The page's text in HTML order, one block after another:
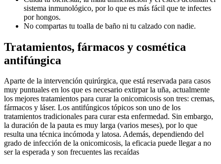
sistema inmunológico, por lo que es más fácil que te infectes
por hongos.
No compartas tu toalla de baño ni tu calzado con nadie.
Tratamientos, fármacos y cosmética
antifúngica
Aparte de la intervención quirúrgica, que está reservada para casos
muy puntuales en los que es necesario extirpar la uña, actualmente
los mejores tratamientos para curar la onicomicosis son tres: cremas,
fármacos y láser. Los antifúngicos tópicos son uno de los
tratamientos tradicionales para curar esta enfermedad. Sin embargo,
la duración de la pauta es muy larga (varios meses), por lo que
resulta una técnica incómoda y latosa. Además, dependiendo del
grado de infección de la onicomicosis, la eficacia puede llegar a no
ser la esperada y son frecuentes las recaídas